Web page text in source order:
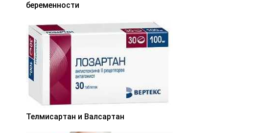
беременности
Телмисартан и Валсартан